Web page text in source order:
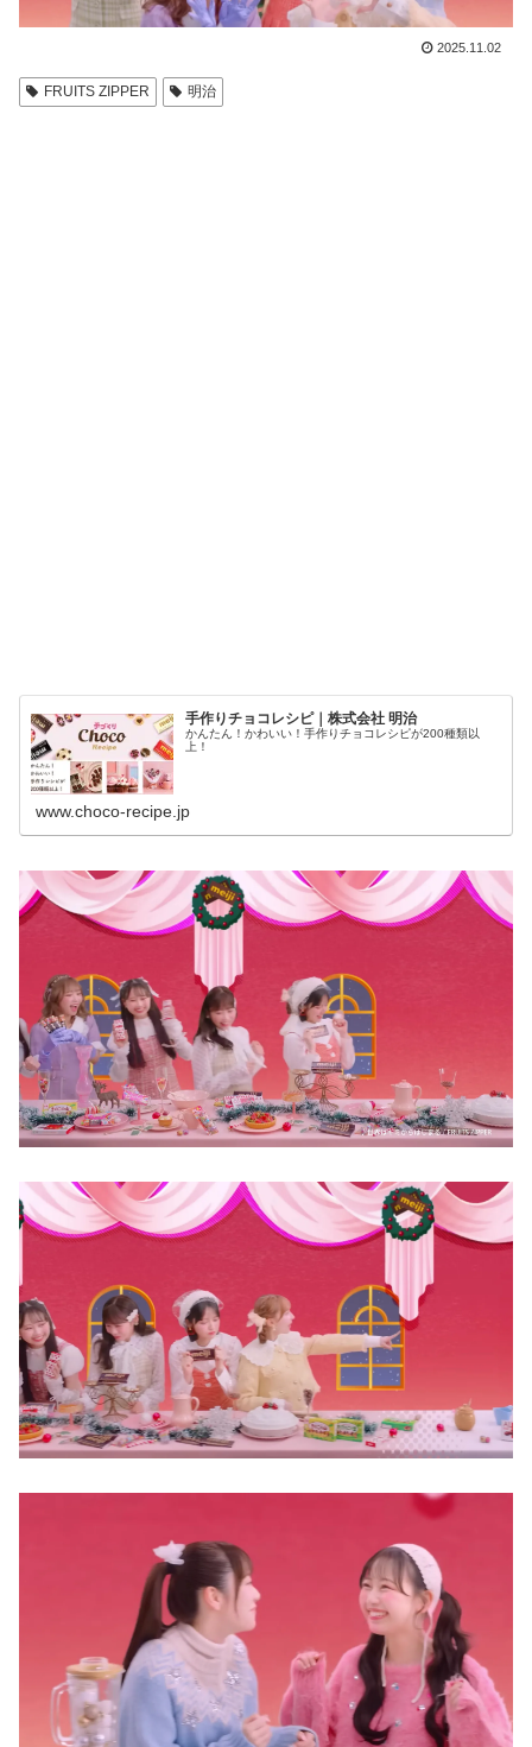
2025.11.02
FRUITS ZIPPER 明治
手作りチョコレシピ｜株式会社 明治
かんたん！かわいい！手作りチョコレシピが200種類以
上！
www.choco-recipe.jp